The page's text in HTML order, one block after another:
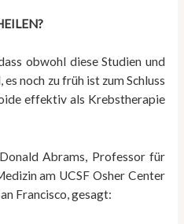
obwohl diese Studien und
noch zu früh ist zum Schluss
effektiv als Krebstherapie
Abrams, Professor für
am UCSF Osher Center
Francisco, gesagt: